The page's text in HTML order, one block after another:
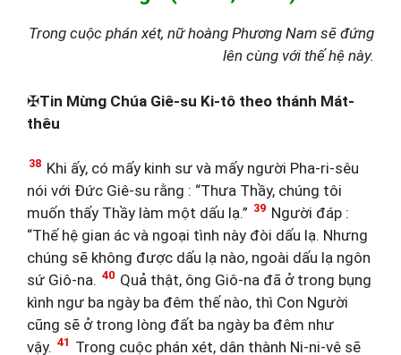
Trong cuộc phán xét, nữ hoàng Phương Nam sẽ đứng
lên cùng với thế hệ này.
✠Tin Mừng Chúa Giê-su Ki-tô theo thánh Mát-
thêu
38 Khi ấy, có mấy kinh sư và mấy người Pha-ri-sêu
nói với Đức Giê-su rằng : “Thưa Thầy, chúng tôi
muốn thấy Thầy làm một dấu lạ.” 39 Người đáp :
“Thế hệ gian ác và ngoại tình này đòi dấu lạ. Nhưng
chúng sẽ không được dấu lạ nào, ngoài dấu lạ ngôn
sứ Giô-na. 40 Quả thật, ông Giô-na đã ở trong bụng
kình ngư ba ngày ba đêm thế nào, thì Con Người
cũng sẽ ở trong lòng đất ba ngày ba đêm như
vậy. 41 Trong cuộc phán xét, dân thành Ni-ni-vê sẽ